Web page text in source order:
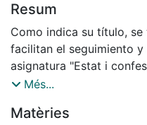
Resum
Como indica su título,
facilitan el seguimiento
asignatura "Estat i
de la UB, en las clases
tradicionalmente se ha
Més...
Matèries